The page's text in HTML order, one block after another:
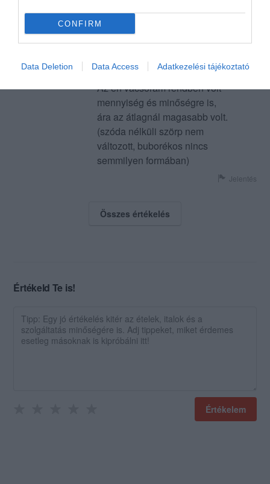
CONFIRM
Data Deletion Data Access Adatkezelési tájékoztató
Karda István
2014. Április 6.
Csak egy futó látogatásra
tértem be 6 óra tájban.
Bent ülő társaság áradozott a
vacsoráról, láthatóan ízlett az
étel nekik.
Az én vacsorám rendben volt
mennyiség és minőségre is,
ára az átlagnál magasabb volt.
(szóda nélküli szörp nem
változott, buborékos nincs
semmilyen formában)
Jelentés
Összes értékelés
Értékeld Te is!
Értékelem